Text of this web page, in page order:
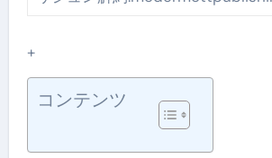
+
コンテンツ